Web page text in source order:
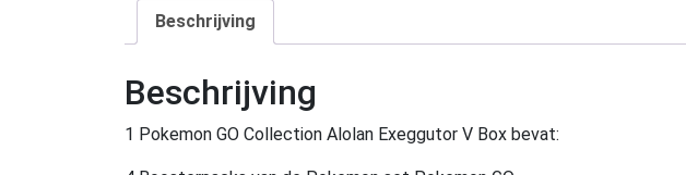
Beschrijving
Beschrijving
1 Pokemon GO Collection Alolan Exeggutor V Box bevat: